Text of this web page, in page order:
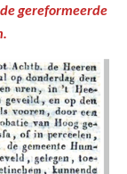
gereformeerde